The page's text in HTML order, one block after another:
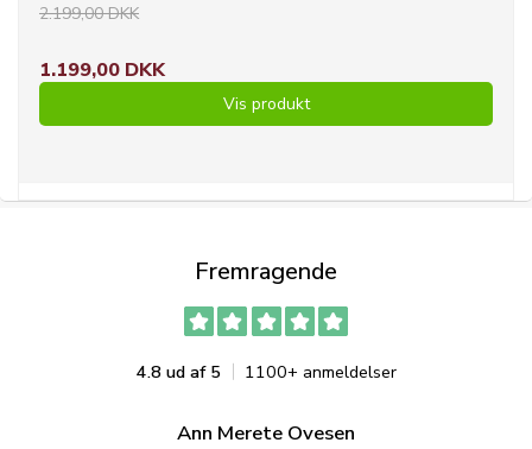
2.199,00 DKK
1.199,00 DKK
Vis produkt
Fremragende
4.8 ud af 5 1100+ anmeldelser
Ann Merete Ovesen